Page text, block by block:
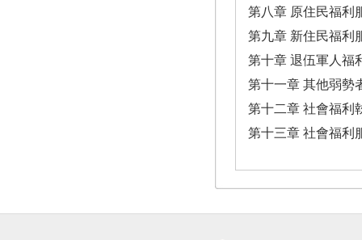
第八章 原住民福利
第九章 新住民福利
第十章 退伍軍人福
第十一章 其他弱勢
第十二章 社會福利
第十三章 社會福利